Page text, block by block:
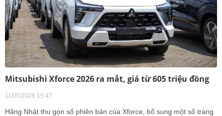
Mitsubishi Xforce 2026 ra mắt, giá từ 605 triệu đồng
11/05/2026 15:47
Hãng Nhật thu gọn số phiên bản của Xforce, bổ sung một số trang